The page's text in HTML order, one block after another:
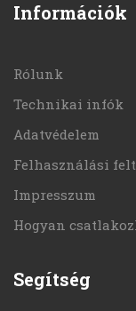
Információk
Rólunk
Technikai infók
Adatvédelem
Felhasználási
Impresszum
Hogyan
Segítség